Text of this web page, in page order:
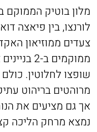
מלון בוטיק הממוקם
לורנצו, בין פיאצה
שופצו לחלוטין.
מרוהטים בריהוט
אך גם מציעים את
נמצא מרחק הליכה